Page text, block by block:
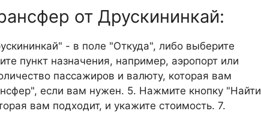
от Друскининкай:
- в поле "Откуда", либо выберите
пункт назначения, например, аэропорт или
пассажиров и валюту, которая вам
если вам нужен. 5. Нажмите кнопку "Найти
вам подходит, и укажите стоимость. 7.